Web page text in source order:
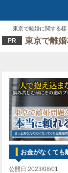
東京で離婚に関する
PR 東京で離
お金がなくても
公開日:2023/08/01